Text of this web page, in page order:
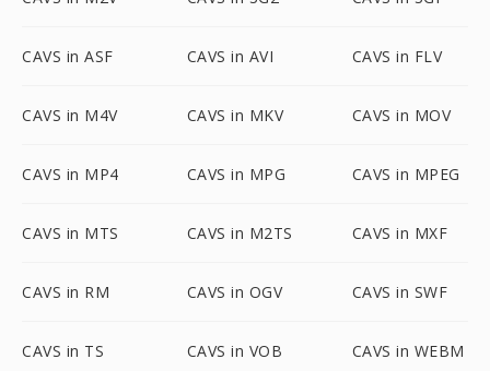
CAVS in ASF CAVS in AVI CAVS in FLV
CAVS in M4V CAVS in MKV CAVS in MOV
CAVS in MP4 CAVS in MPG CAVS in MPEG
CAVS in MTS CAVS in M2TS CAVS in MXF
CAVS in RM CAVS in OGV CAVS in SWF
CAVS in TS CAVS in VOB CAVS in WEBM